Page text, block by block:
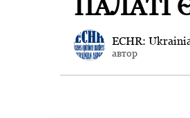
ПАЛАТІ
ECHR:
автор